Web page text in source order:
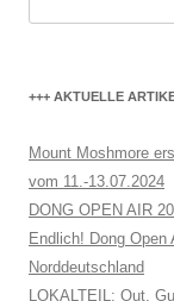
+++ AKTUELLE
Mount Moshmore
vom 11.-13.07.2024
DONG OPEN AIR
Endlich! Dong Open
Norddeutschland
LOKALTEIL: Out,